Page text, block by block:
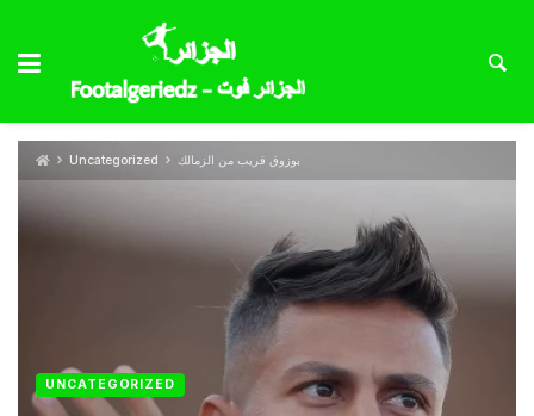
Uncategorized بوزوق قريب من الزمالك
UNCATEGORIZED